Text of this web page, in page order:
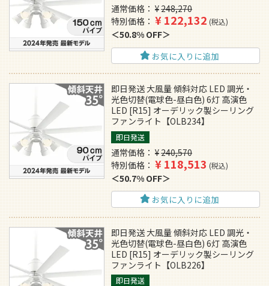
通常価格
¥248,270
特別価格
¥122,132 税込
50.8% OFF
お気に入りに追加
即日発送 大風量 傾斜対応 LED 調光・
光色切替(電球色-昼白色) 6灯 高演色
LED [R15] オーデリック製シーリング
ファンライト【OLB234】
即日発送
通常価格 ¥240,570
特別価格
¥118,513 税込
50.7% OFF
お気に入りに追加
即日発送 大風量 傾斜対応 LED 調光・
光色切替(電球色-昼白色) 6灯 高演色
LED [R15] オーデリック製シーリング
ファンライト【OLB226】
即日発送